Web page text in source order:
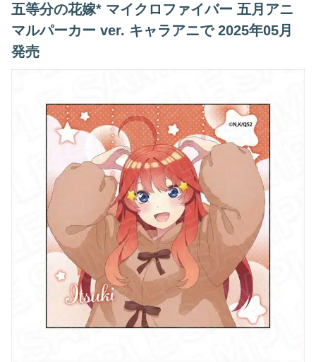
五等分の花嫁* マイクロファイバー 五月アニ
マルパーカー ver. キャラアニで 2025年05月
発売